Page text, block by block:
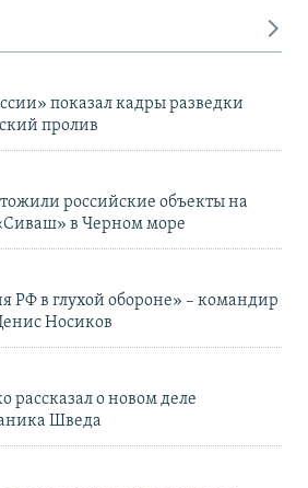
показал кадры разведки
пролив
российские объекты на
в Черном море
РФ в глухой обороне» – командир
Носиков
рассказал о новом деле
Шведа